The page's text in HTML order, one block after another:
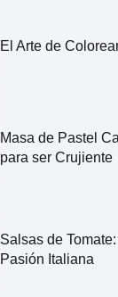
El Arte de
Masa de Pastel
para ser Crujiente
Salsas de
Pasión Italiana